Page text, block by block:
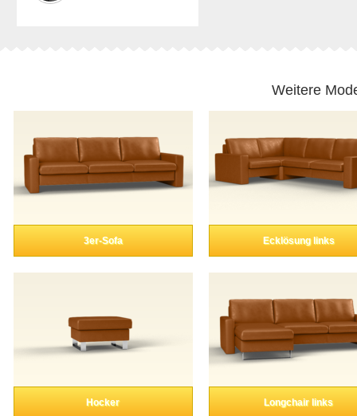
Weitere
3er-Sofa Ecklösung links
Hocker Longchair links